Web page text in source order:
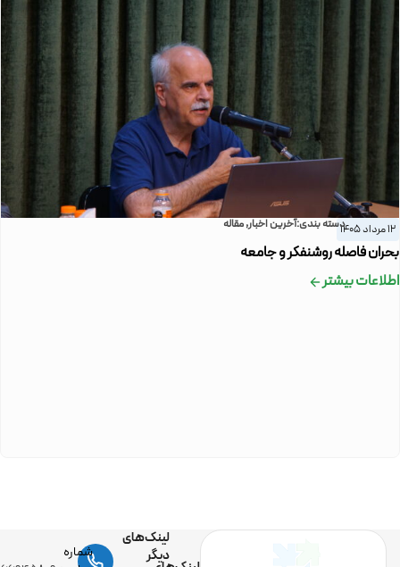
12 مرداد 1405 دسته بندی:آخرین اخبار,مقاله
بحران فاصله روشنفکر و جامعه
اطلاعات بیشتر
لینک‌های
دیگر
شماره